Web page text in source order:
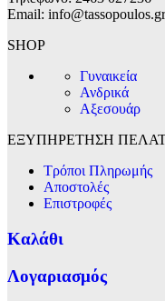
Email: info@tassopoulos.gr
SHOP
Γυναικεία
Ανδρικά
Αξεσουάρ
ΕΞΥΠΗΡΕΤΗΣΗ
Τρόποι Πληρωμής
Αποστολές
Επιστροφές
Καλάθι
Λογαριασμός